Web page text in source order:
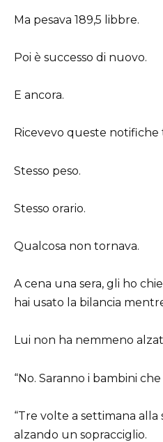
Ma pesava 189,5 libbre.
Poi è successo di nuovo.
E ancora.
Ricevevo queste
Stesso peso.
Stesso orario.
Qualcosa non tornava.
A cena una sera, gli ho
hai usato la bilancia
Lui non ha nemmeno
“No. Saranno i bambini che
“Tre volte a settimana alla
alzando un sopracciglio.